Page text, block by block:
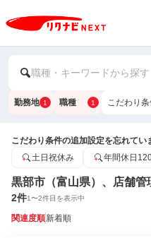
職種・キーワードから探す
勤務地 1 職種 1 こだわり
こだわり条件の追加設定を忘れてい
土日祝休み
年間休日
黒部市（富山県）、店舗
2件1〜2件目を表示中
関連度順新着順